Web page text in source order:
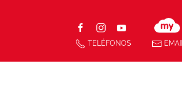
TELÉFONOS EMAIL